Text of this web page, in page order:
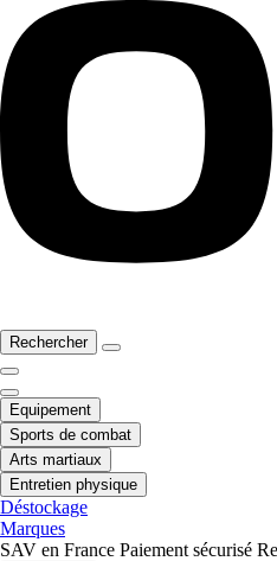
Rechercher
Equipement
Sports de combat
Arts martiaux
Entretien physique
Déstockage
Marques
SAV en France Paiement sécurisé